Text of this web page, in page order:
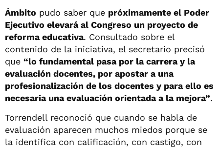
Ámbito pudo saber que próximamente el Poder
Ejecutivo elevará al Congreso un proyecto de
reforma educativa. Consultado sobre el
contenido de la iniciativa, el secretario precisó
que “lo fundamental pasa por la carrera y la
evaluación docentes, por apostar a una
profesionalización de los docentes y para ello es
necesaria una evaluación orientada a la mejora”.
Torrendell reconoció que cuando se habla de
evaluación aparecen muchos miedos porque se
la identifica con calificación, con castigo, con